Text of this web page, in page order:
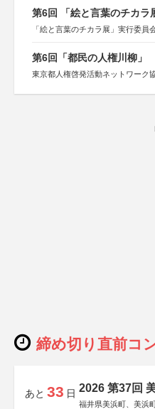
第6回 「絵と言葉のチカラ
「絵と言葉のチカラ展」実行委員
第6回「都民の人権川柳」
東京都人権啓発活動ネットワーク
締め切り直前コ
あと 33 日 2026 第37回
福井県美浜町、美浜